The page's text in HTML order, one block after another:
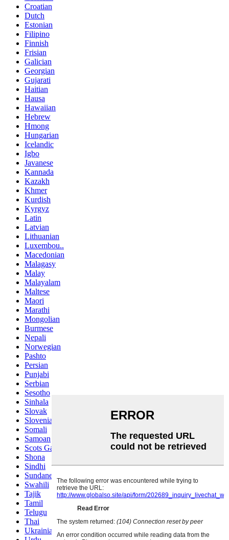
Croatian
Dutch
Estonian
Filipino
Finnish
Frisian
Galician
Georgian
Gujarati
Haitian
Hausa
Hawaiian
Hebrew
Hmong
Hungarian
Icelandic
Igbo
Javanese
Kannada
Kazakh
Khmer
Kurdish
Kyrgyz
Latin
Latvian
Lithuanian
Luxembou..
Macedonian
Malagasy
Malay
Malayalam
Maltese
Maori
Marathi
Mongolian
Burmese
Nepali
Norwegian
Pashto
Persian
Punjabi
Serbian
Sesotho
Sinhala
Slovak
Slovenian
Somali
Samoan
Scots Gaelic
Shona
Sindhi
Sundanese
Swahili
Tajik
Tamil
Telugu
Thai
Ukrainian